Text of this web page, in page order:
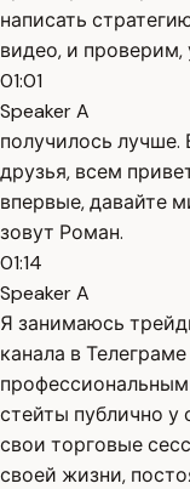
написать
видео, и проверим,
01:01
Speaker A
получилось
друзья, всем
впервые, давайте
зовут Роман.
01:14
Speaker A
Я занимаюсь
канала в
стейты публично у
свои торговые
своей жизни,